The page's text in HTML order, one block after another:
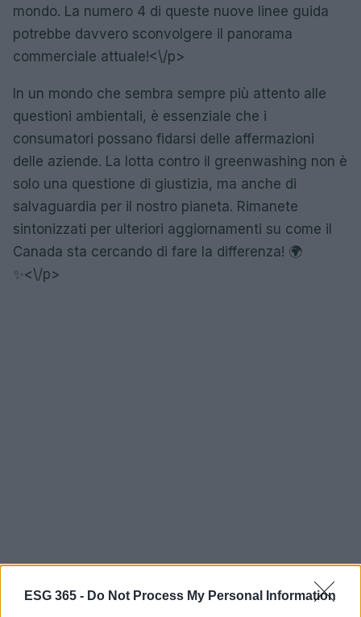
ESG 365 - Do Not Process My Personal Information
mondo. La numero 4 di queste nuove linee guida
potrebbe davvero sconvolgere il panorama
commerciale attuale!<\/p>
In un mondo che sembra sempre più attento alle
questioni ambientali, è essenziale che i
consumatori possano fidarsi delle affermazioni
delle aziende. La lotta contro il greenwashing non è
solo una questione di giustizia, ma anche di
salvaguardia per il nostro pianeta. Rimanete
sintonizzati per ulteriori aggiornamenti su come il
Canada sta cercando di fare la differenza! 🌍
✨<\/p>